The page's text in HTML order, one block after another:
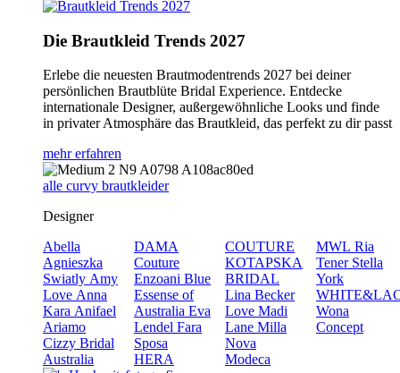
Die Brautkleid Trends 2027
Erlebe die neuesten Brautmodentrends 2027 bei deiner
persönlichen Brautblüte Bridal Experience. Entdecke
internationale Designer, außergewöhnliche Looks und finde
in privater Atmosphäre das Brautkleid, das perfekt zu dir passt
mehr erfahren
alle curvy brautkleider
Designer
Abella
Agnieszka
Swiatly Amy
Love Anna
Kara Anifael
Ariamo
Cizzy Bridal
Australia
DAMA
Couture
Enzoani Blue
Essense of
Australia Eva
Lendel Fara
Sposa
HERA
COUTURE
KOTAPSKA
BRIDAL
Lina Becker
Love Madi
Lane Milla
Nova
Modeca
MWL Ria
Tener Stella
York
Wona
Concept